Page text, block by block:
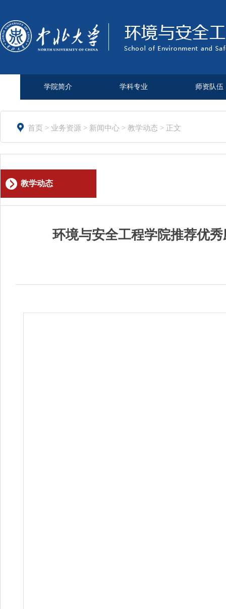
学院简介 学科专业 师资队伍
 首页 > 业务资源 > 新闻中心 > 教学动态 > 正文
教学动态
环境与安全工程学院推荐优